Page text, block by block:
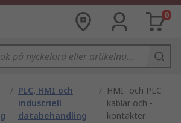
0
/ PLC, HMI och
industriell
databehandling
/ HMI- och PLC-
kablar och -
kontakter